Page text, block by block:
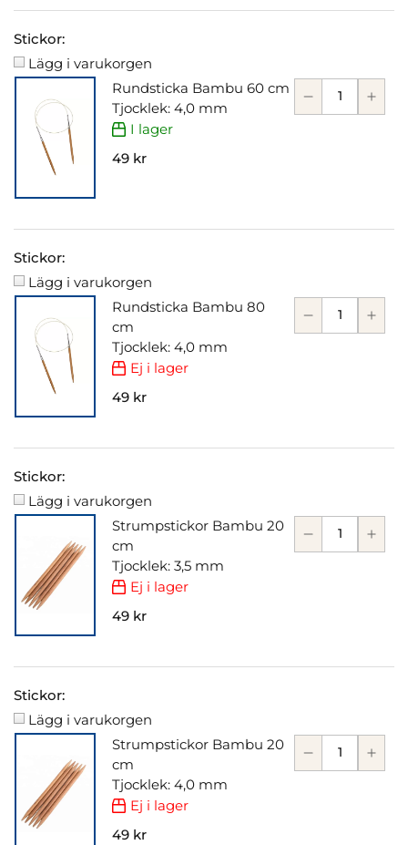
Stickor:
Lägg i varukorgen
Rundsticka Bambu 60 cm
Tjocklek: 4,0 mm
I lager
49 kr
Stickor:
Lägg i varukorgen
Rundsticka Bambu 80
cm
Tjocklek: 4,0 mm
Ej i lager
49 kr
Stickor:
Lägg i varukorgen
Strumpstickor Bambu 20
cm
Tjocklek: 3,5 mm
Ej i lager
49 kr
Stickor:
Lägg i varukorgen
Strumpstickor Bambu 20
cm
Tjocklek: 4,0 mm
Ej i lager
49 kr